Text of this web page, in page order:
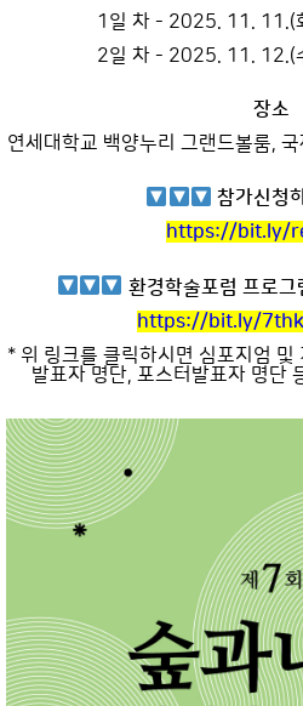
1일 차 - 2025. 11.
2일 차 - 2025. 11.
장소
연세대학교 백양누리 그랜드볼룸,
참가신청
https://bit.ly/
환경학술포럼 프로그
https://bit.ly/
* 위 링크를 클릭하시면 심포지엄 및
발표자 명단, 포스터발표자 명단